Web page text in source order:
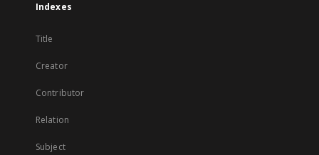
Indexes
Title
Creator
Contributor
Relation
Subject